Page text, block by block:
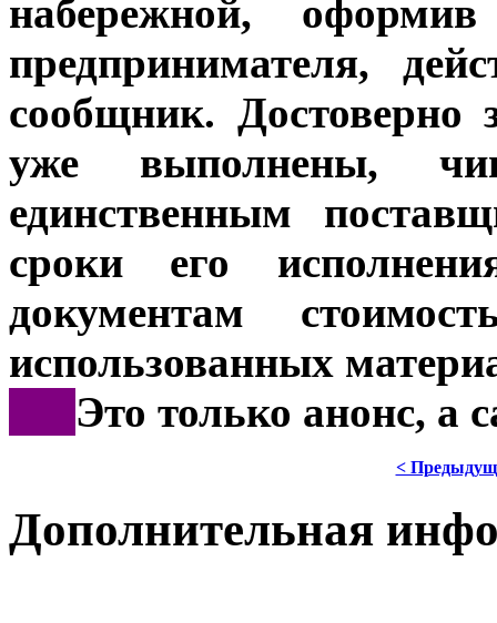
набережной,
предпринимателя,
сообщник. Достоверно
уже выполнены,
единственным
сроки его
документам
использованных
Это только анонс, а
<
Дополнительная